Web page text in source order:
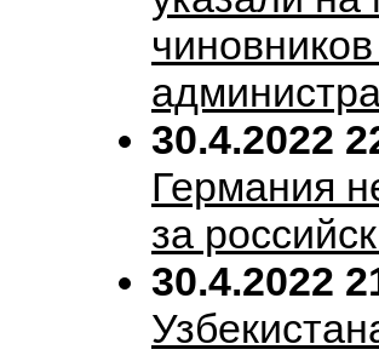
30.4.2022
Германия
за
30.4.2022